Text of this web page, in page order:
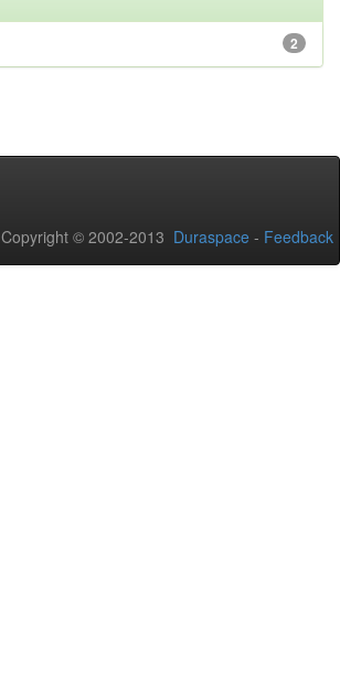
2
Copyright © 2002-2013 Duraspace - Feedback